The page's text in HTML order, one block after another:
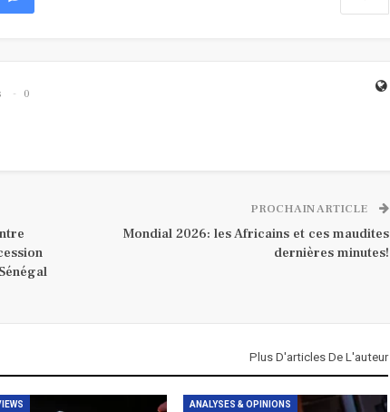
0
PROCHAIN ARTICLE
Mondial 2026: les Africains et ces maudites
dernières minutes!
Plus D'articles De L'auteur
ANALYSES & OPINIONS